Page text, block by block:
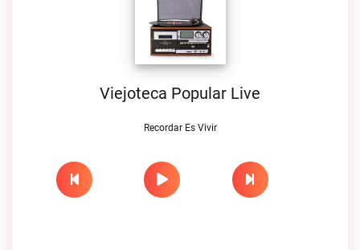
Viejoteca Popular Live
Recordar Es Vivir